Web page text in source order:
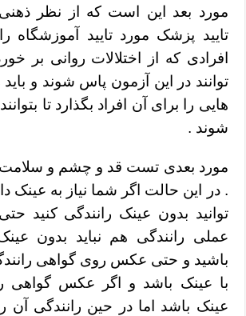
مورد بعد این است که از نظر
تایید پزشک مورد تایید آموزشگاه
افرادی که از اختلالات روانی بر
توانند در این آزمون پاس شوند و
هایی را برای آن افراد بگذارد تا
شوند .
مورد بعدی تست قد و چشم و
. در این حالت اگر شما نیاز به عینک
توانید بدون عینک رانندگی کنید
عملی رانندگی هم نباید بدون
باشید و حتی عکس روی گواهی
با عینک باشد و اگر عکس گواهی
عینک باشد اما در حین رانندگی آن